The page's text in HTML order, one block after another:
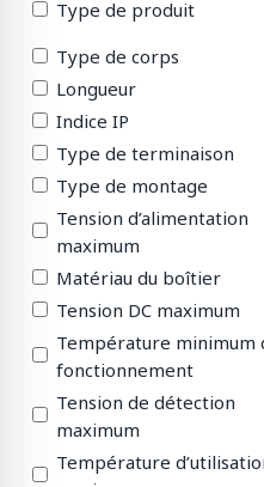
Type de produit
Type de corps
Longueur
Indice IP
Type de terminaison
Type de montage
Tension d’alimentation
maximum
Matériau du boîtier
Tension DC maximum
Température minimum
fonctionnement
Tension de détection
maximum
Température